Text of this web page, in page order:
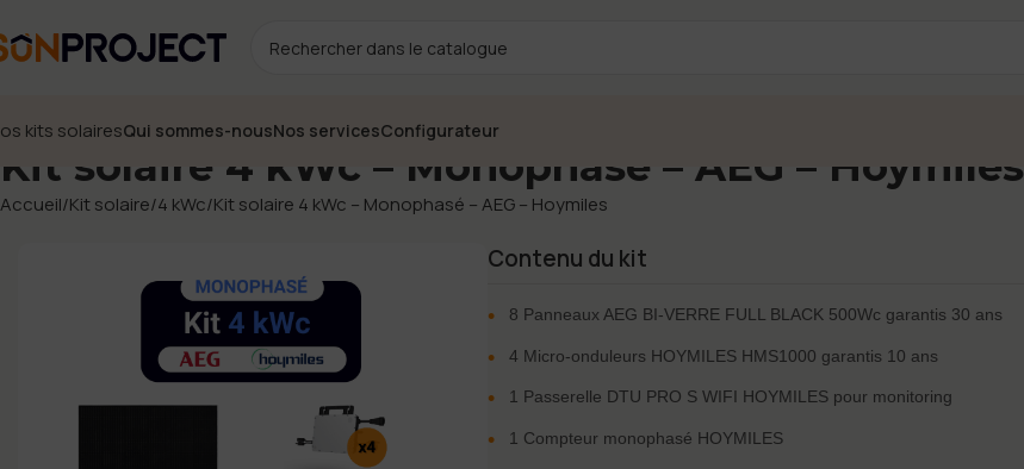
kits solairesQui sommes-nousNos servicesConfigurateur
Kit solaire 4 kWc – Monophasé – AEG – Hoymiles
Accueil Kit solaire 4 kWc Kit solaire 4 kWc – Monophasé – AEG – Hoymiles
Contenu du kit
• 8 Panneaux AEG BI-VERRE FULL BLACK 500Wc garantis 30 ans
• 4 Micro-onduleurs HOYMILES HMS1000 garantis 10 ans
• 1 Passerelle DTU PRO S WIFI HOYMILES pour monitoring
• 1 Compteur monophasé HOYMILES